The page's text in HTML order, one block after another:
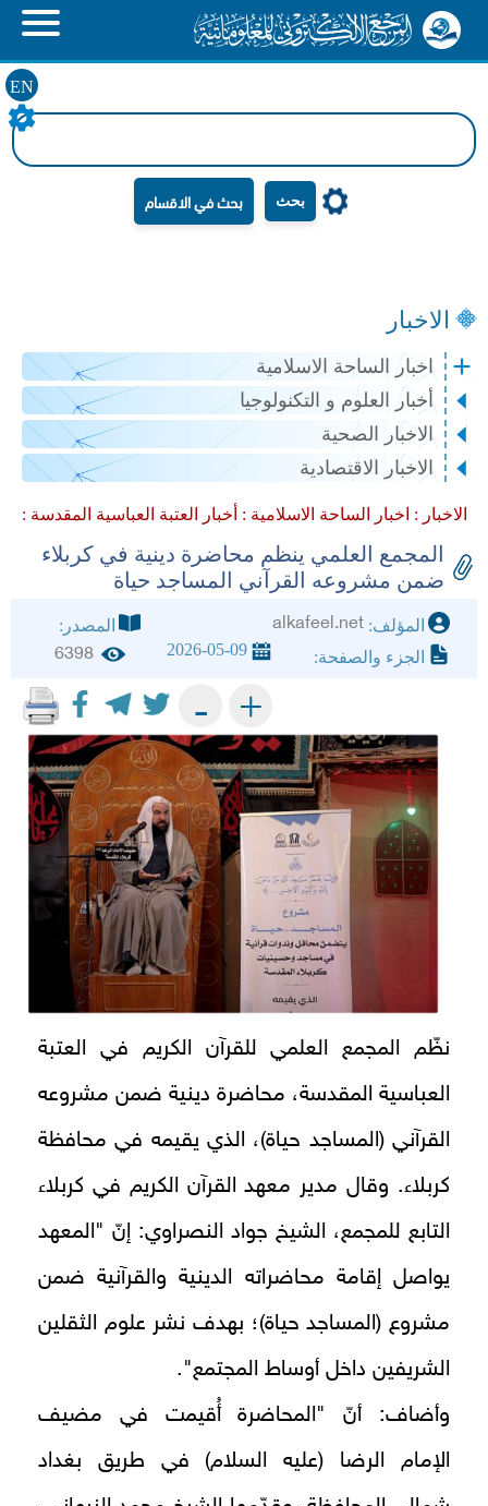
EN
بحث
الاخبار
اخبار الساحة الاسلامية
أخبار العلوم و التكنولوجيا
الاخبار الصحية
الاخبار الاقتصادية
الاخبار : اخبار الساحة الاسلامية : أخبار العتبة العباسية المقدسة :
المجمع العلمي ينظم محاضرة دينية في كربلاء
ضمن مشروعه القرآني المساجد حياة
المؤلف: alkafeel.net
المصدر:
الجزء والصفحة:
2026-05-09
6398
+
-
نظّم المجمع العلمي للقرآن الكريم في العتبة
العباسية المقدسة، محاضرة دينية ضمن مشروعه
القرآني (المساجد حياة)، الذي يقيمه في محافظة
كربلاء. وقال مدير معهد القرآن الكريم في كربلاء
التابع للمجمع، الشيخ جواد النصراوي: إنّ "المعهد
يواصل إقامة محاضراته الدينية والقرآنية ضمن
مشروع (المساجد حياة)؛ بهدف نشر علوم الثقلين
الشريفين داخل أوساط المجتمع".
وأضاف: أنّ "المحاضرة أُقيمت في مضيف
الإمام الرضا (عليه السلام) في طريق بغداد